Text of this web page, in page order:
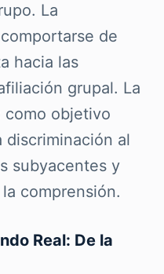
La
de
hacia las
grupal. La
como objetivo
al
subyacentes y
comprensión.
Real: De la